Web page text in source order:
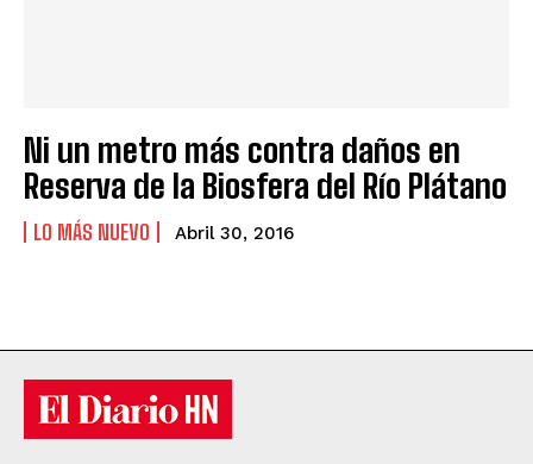
Ni un metro más contra daños en
Reserva de la Biosfera del Río Plátano
LO MÁS NUEVO Abril 30, 2016